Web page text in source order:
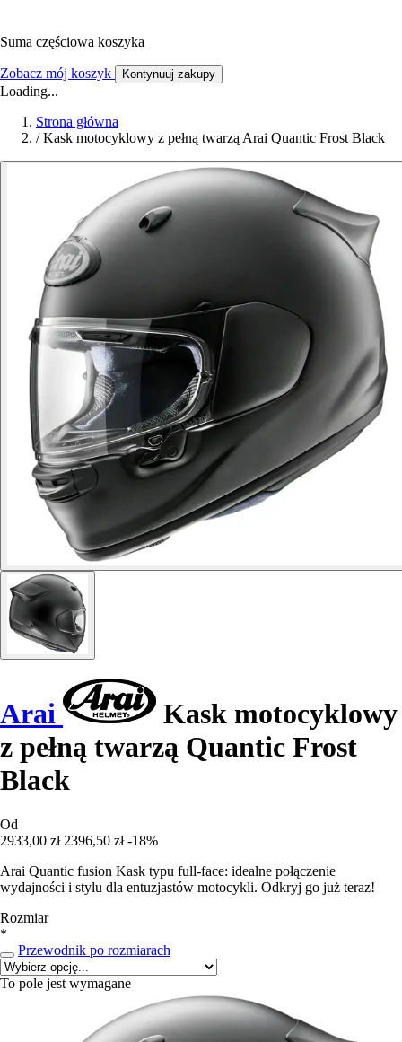
Suma częściowa koszyka
Zobacz mój koszyk Kontynuuj zakupy
Loading...
Strona główna
/ Kask motocyklowy z pełną twarzą Arai Quantic Frost Black
Arai
Kask motocyklowy
z pełną twarzą Quantic Frost
Black
Od
2933,00 zł 2396,50 zł -18%
Arai Quantic fusion Kask typu full-face: idealne połączenie
wydajności i stylu dla entuzjastów motocykli. Odkryj go już teraz!
Rozmiar
*
Przewodnik po rozmiarach
To pole jest wymagane